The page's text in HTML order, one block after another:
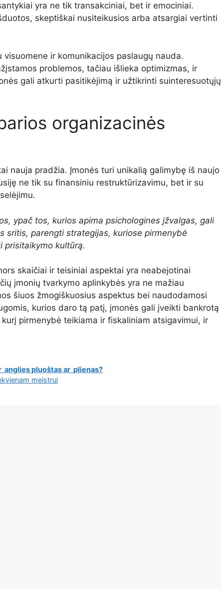
yra ne tik transakciniai, bet ir emociniai.
skeptiškai nusiteikusios arba atsargiai vertinti
ir komunikacijos paslaugų nauda.
problemos, tačiau išlieka optimizmas, ir
gali atkurti pasitikėjimą ir užtikrinti suinteresuotųjų
organizacinės
nauja pradžia. Įmonės turi unikalią galimybę iš naujo
ne tik su finansiniu restruktūrizavimu, bet ir su
ypač tos, kurios apima psichologines įžvalgas, gali
sritis, parengti strategijas, kuriose pirmenybė
prisitaikymo kultūrą.
skaičiai ir teisiniai aspektai yra neabejotinai
įmonių tvarkymo aplinkybės yra ne mažiau
šiuos žmogiškuosius aspektus bei naudodamosi
kurios daro tą patį, įmonės gali įveikti bankrotą
pirmenybė teikiama ir fiskaliniam atsigavimui, ir
anglies pluoštas ar plienas?
meistrui